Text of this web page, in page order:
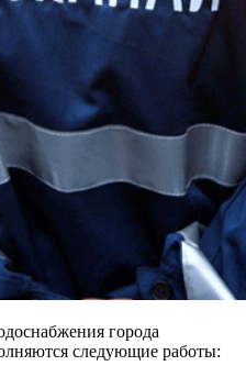
города
следующие работы: